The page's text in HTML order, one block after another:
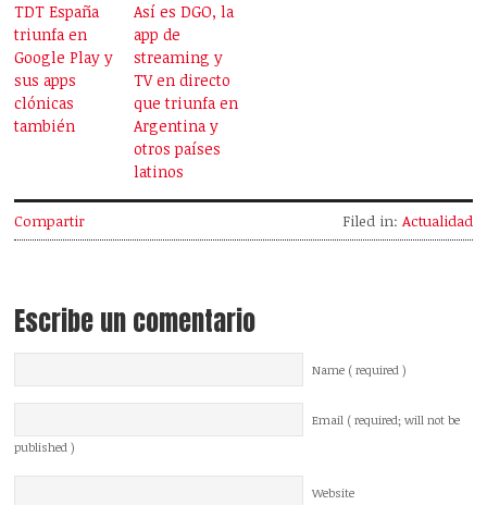
TDT España
triunfa en
Google Play y
sus apps
clónicas
también
Así es DGO, la
app de
streaming y
TV en directo
que triunfa en
Argentina y
otros países
latinos
Compartir Filed in: Actualidad
Escribe un comentario
Name ( required )
Email ( required; will not be
published )
Website